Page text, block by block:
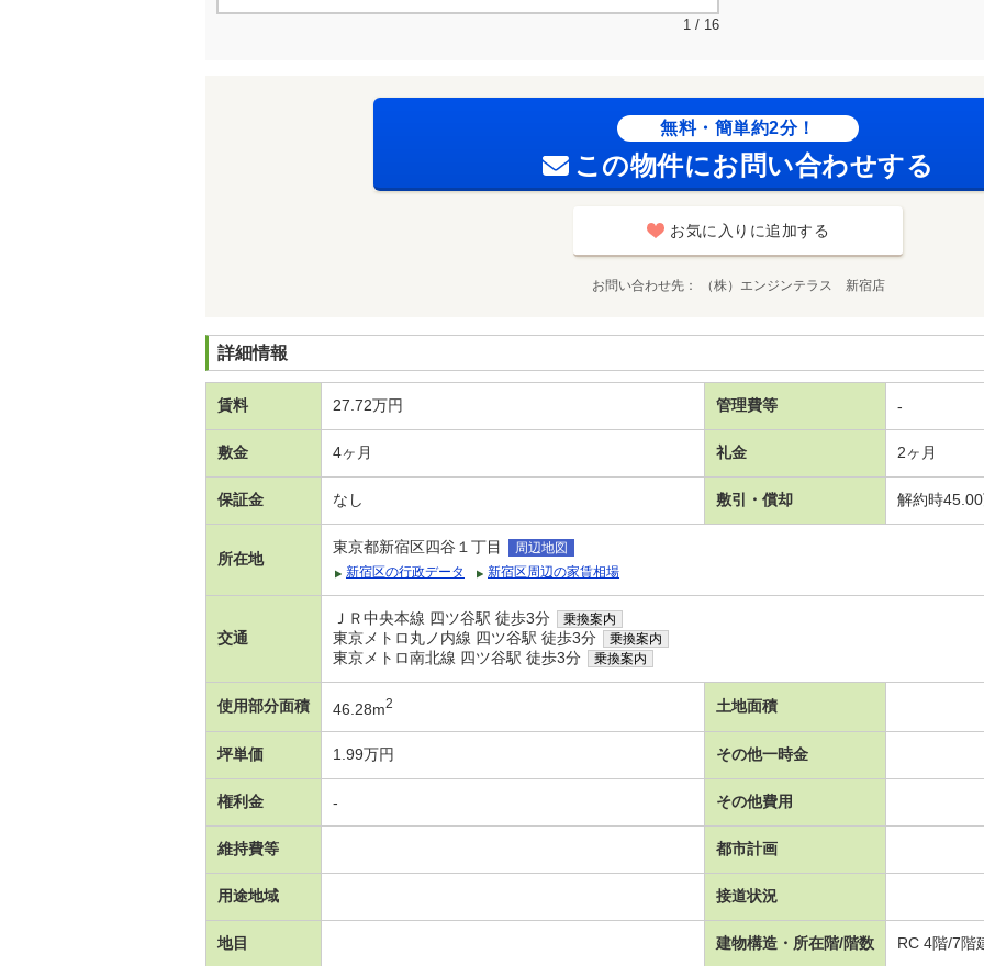
1 / 16
無料・簡単約2分！
この物件にお問い合わせする
お気に入りに追加する
お問い合わせ先 （株）エンジンテラス 新宿店
詳細情報
賃料 27.72万円 管理費等 -
敷金 4ヶ月 礼金 2ヶ月
保証金 なし 敷引・償却 解約時
所在地
東京都新宿区四谷１丁目
周辺地図
新宿区の行政データ
新宿区周辺の家賃相場
交通
ＪＲ中央本線 四ツ谷駅 徒歩3分 乗換案内
東京メトロ丸ノ内線 四ツ谷駅 徒歩3分 乗換案内
東京メトロ南北線 四ツ谷駅 徒歩3分 乗換案内
使用部分面積 46.28m2 土地面積
坪単価 1.99万円 その他一時金
権利金 - その他費用
維持費等 都市計画
用途地域 接道状況
地目 建物構造・所在階/階数 RC 4階/7階